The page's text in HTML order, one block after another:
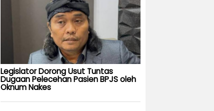
Legislator Dorong Usut Tuntas
Dugaan Pelecehan Pasien BPJS oleh
Oknum Nakes